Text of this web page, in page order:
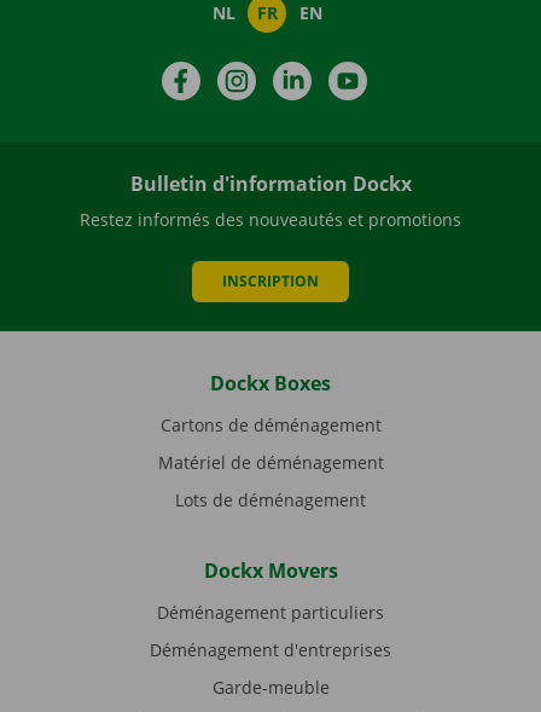
NL FR EN
FacebookInstagramLinkedIn
Bulletin d'information Dockx
Restez informés des nouveautés et promotions
INSCRIPTION
Dockx Boxes
Cartons de déménagement
Matériel de déménagement
Lots de déménagement
Dockx Movers
Déménagement particuliers
Déménagement d'entreprises
Garde-meuble